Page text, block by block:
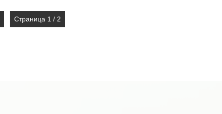
Страница 1 / 2